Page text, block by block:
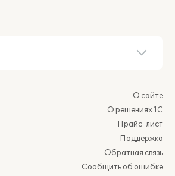
О сайте
О решениях 1С
Прайс-лист
Поддержка
Обратная связь
Сообщить об ошибке